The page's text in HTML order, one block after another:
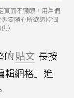
頁面不顯眼，用戶們
要隨心所欲調控個
）
的貼文 長按
輯網格」進